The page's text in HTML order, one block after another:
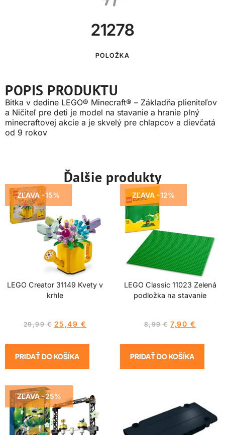
21278
POLOŽKA
POPIS PRODUKTU
Bitka v dedine LEGO® Minecraft® – Základňa plieniteľov
a Ničiteľ pre deti je model na stavanie a hranie plný
minecraftovej akcie a je skvelý pre chlapcov a dievčatá
od 9 rokov
Ďalšie produkty
ZĽAVA -15%
LEGO Creator 31149 Kvety v
krhle
29,99€ 25,49 €
PRIDAŤ DO KOŠÍKA
ZĽAVA -12%
LEGO Classic 11023 Zelená
podložka na stavanie
8,99€ 7,90 €
PRIDAŤ DO KOŠÍKA
ZĽAVA -25%